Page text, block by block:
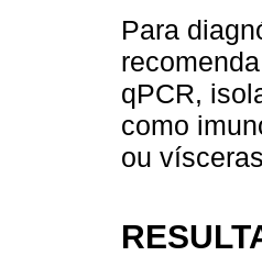
Para
qPCR,
como
ou